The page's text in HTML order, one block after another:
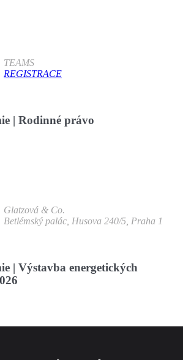
TEAMS
REGISTRACE
| Rodinné právo
Glatzová & Co.
Betlémský palác, Husova 240/5, Praha 1
| Výstavba energetických